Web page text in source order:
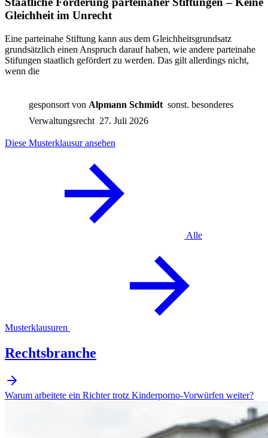
Gleichheit im Unrecht
Eine parteinahe Stiftung kann aus dem Gleichheitsgrundsatz
grundsätzlich einen Anspruch darauf haben, wie andere parteinahe
Stifungen staatlich gefördert zu werden. Das gilt allerdings nicht,
wenn die
gesponsort von Alpmann Schmidt sonst. besonderes
Verwaltungsrecht 27. Juli 2026
Diese Musterklausur ansehen
Alle
Musterklausuren
Rechtsbranche
Warum arbeitete ein Richter trotz Kinderporno-Vorwürfen weiter?